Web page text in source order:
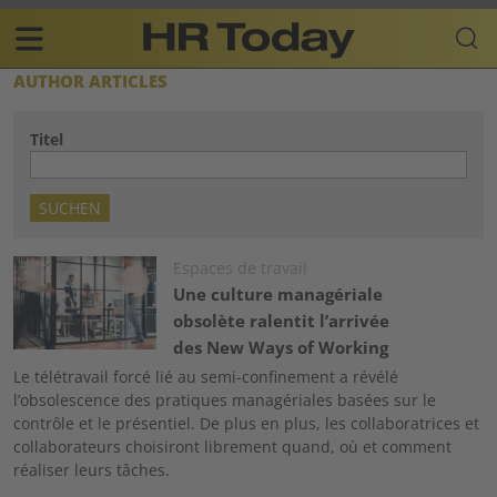
Skip
content
Plattform
für
Human
Main
FR
AUTHOR ARTICLES
Titel
Image Espaces de travail
Une culture managériale
obsolète ralentit l’arrivée
des New Ways of Working
Le télétravail forcé lié au semi-confinement a révélé
l’obsolescence des pratiques managériales basées sur le
contrôle et le présentiel. De plus en plus, les collaboratrices et
collaborateurs choisiront librement quand, où et comment
réaliser leurs tâches.